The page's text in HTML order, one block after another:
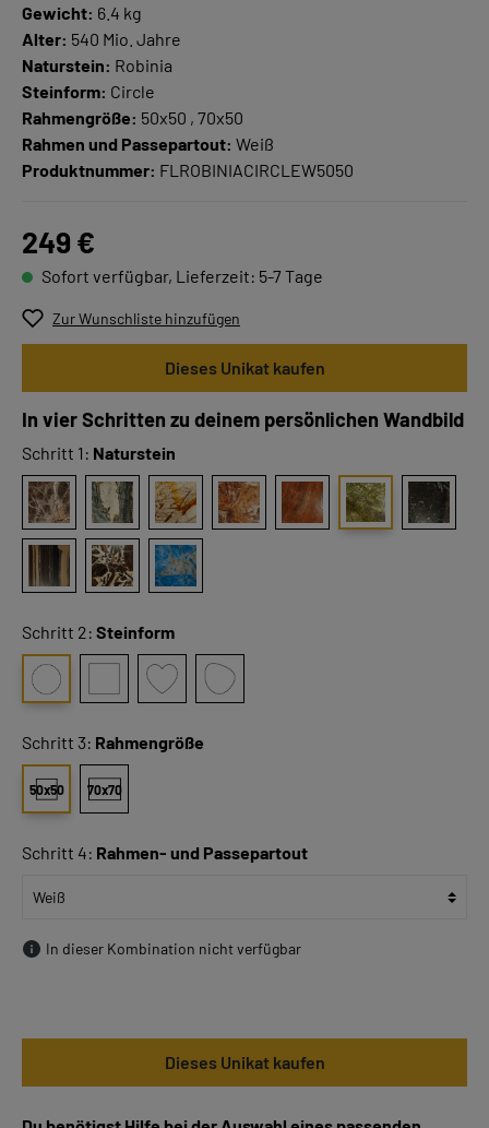
Gewicht: 6.4 kg
Alter: 540 Mio. Jahre
Naturstein: Robinia
Steinform: Circle
Rahmengröße: 50x50 , 70x50
Rahmen und Passepartout: Weiß
Produktnummer: FLROBINIACIRCLEW5050
249 €
Sofort verfügbar, Lieferzeit: 5-7 Tage
Zur Wunschliste hinzufügen
Dieses Unikat kaufen
In vier Schritten zu deinem persönlichen Wandbild
Schritt 1: Naturstein
Schritt 2: Steinform
Schritt 3: Rahmengröße
50x50 70x70
Schritt 4: Rahmen- und Passepartout
In dieser Kombination nicht verfügbar
Dieses Unikat kaufen